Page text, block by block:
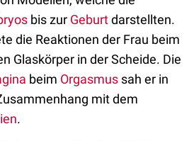
bis zur Geburtdarstellten.
die Reaktionen der Frau beim
Glaskörper in der Scheide. Die
beim Orgasmus sah er in
mit dem
.